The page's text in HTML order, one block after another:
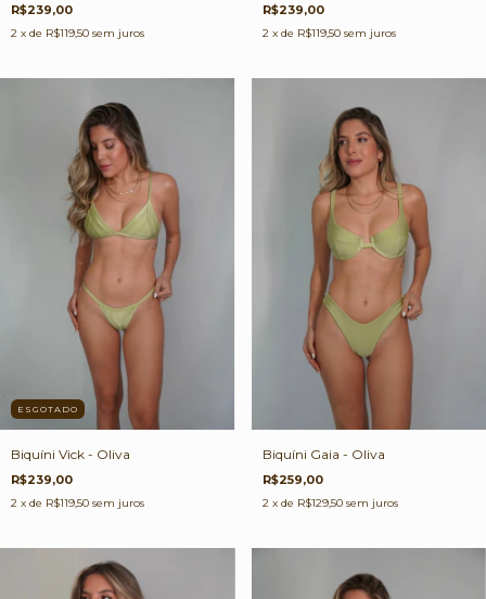
R$239,00
2 x de R$119,50 sem juros
R$239,00
2 x de R$119,50 sem juros
ESGOTADO
Biquíni Vick - Oliva
R$239,00
2 x de R$119,50 sem juros
Biquíni Gaia - Oliva
R$259,00
2 x de R$129,50 sem juros